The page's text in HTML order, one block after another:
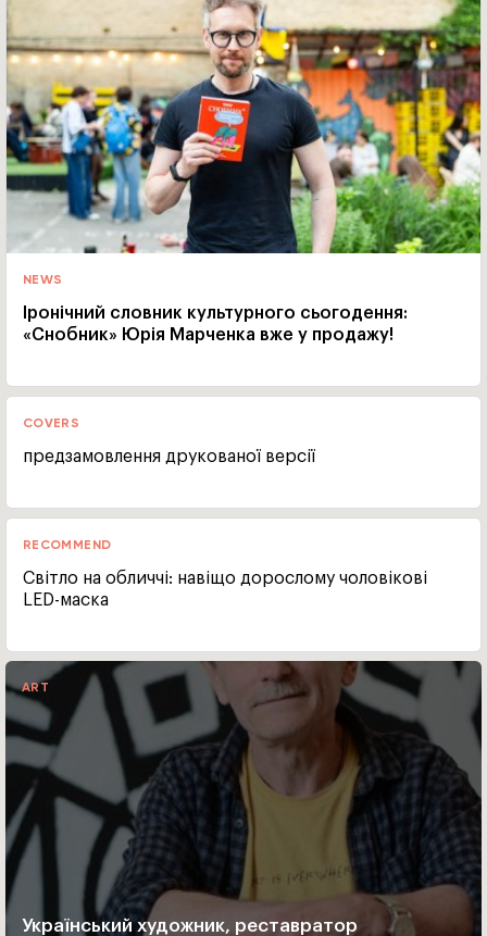
NEWS
Іронічний словник культурного сьогодення:
«Снобник» Юрія Марченка вже у продажу!
COVERS
предзамовлення друкованої версії
RECOMMEND
Світло на обличчі: навіщо дорослому чоловікові
LED-маска
ART
Український художник, реставратор